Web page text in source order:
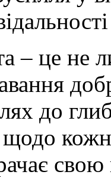
– це не
до
свою